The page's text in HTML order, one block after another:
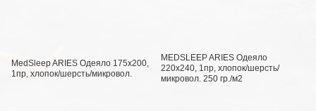
MedSleep ARIES Одеяло 175х200,
1пр, хлопок/шерсть/микровол.
MEDSLEEP ARIES Одеяло
220х240, 1пр, хлопок/шерсть/
микровол. 250 гр./м2